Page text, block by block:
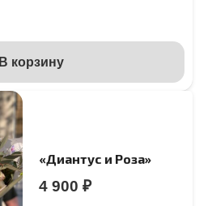
В корзину
«Диантус и Роза»
4 900 ₽